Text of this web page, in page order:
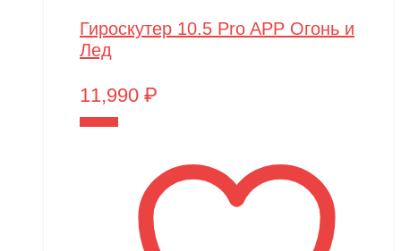
Гироскутер 10.5 Pro APP Огонь и
Лед
11,990 ₽